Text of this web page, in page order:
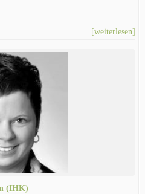
[weiterlesen]
(IHK)